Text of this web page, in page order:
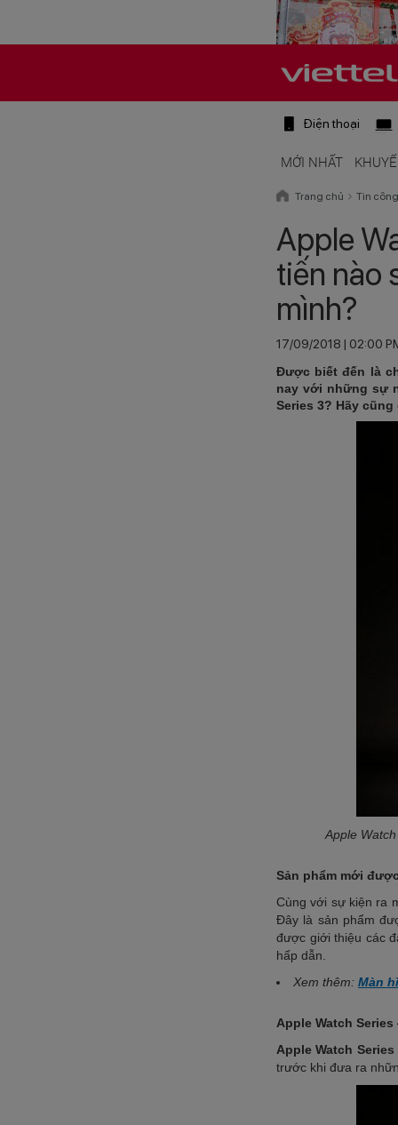
Điện thoại
MỚI NHẤT
Trang chủ Tin
Apple
tiến nào
mình?
17/09/2018 | 02:00
Được biết đến là
nay với những sự
Series 3? Hãy
Apple
Sản phẩm mới
Cùng với sự kiện ra
Đây là sản phẩm
được giới thiệu các
hấp dẫn.
Xem thêm: Màn
Apple Watch
Apple Watch
trước khi đưa ra